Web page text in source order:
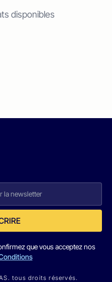
disponibles
que vous acceptez nos
tous droits réservés.